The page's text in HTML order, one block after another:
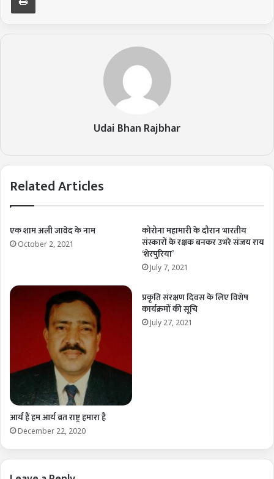
Udai Bhan Rajbhar
Related Articles
एक शाम अली जावेद के नाम
October 2, 2021
कोरोना महामारी के दौरान भारतीय
संस्कारों के रक्षक बनकर उभरे संजय राय
‘शेरपुरिया’
July 7, 2021
आर्य हैं हम आर्य व्रत राष्ट्र हमारा है
December 22, 2020
प्रकृति संरक्षण दिवस के लिए विशेष
कार्यक्रमों की सूचि
July 27, 2021